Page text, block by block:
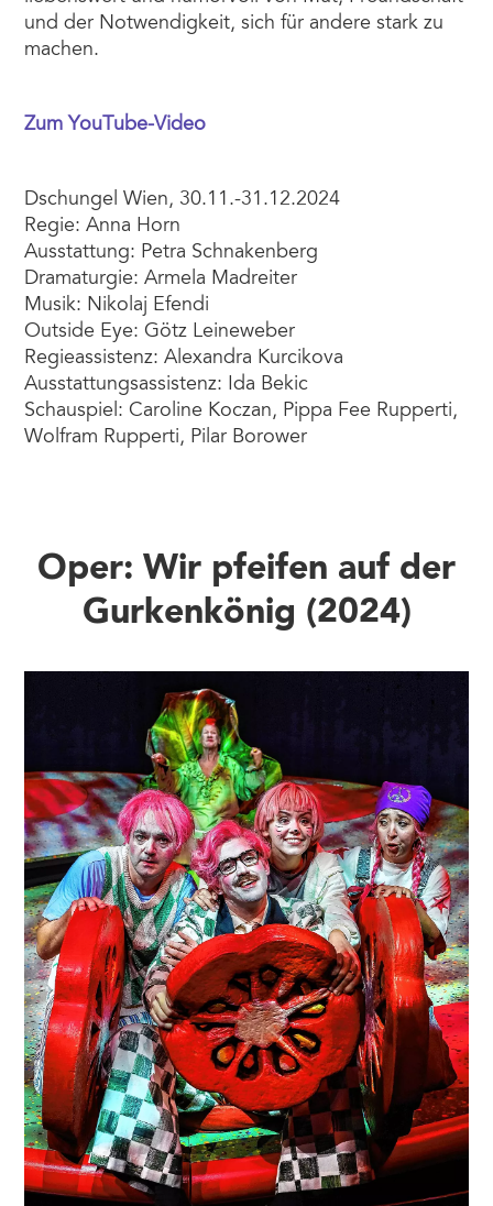
und der Notwendigkeit, sich für andere stark zu
machen.
Zum YouTube-Video
Dschungel Wien, 30.11.-31.12.2024
Regie: Anna Horn
Ausstattung: Petra Schnakenberg
Dramaturgie: Armela Madreiter
Musik: Nikolaj Efendi
Outside Eye: Götz Leineweber
Regieassistenz: Alexandra Kurcikova
Ausstattungsassistenz: Ida Bekic
Schauspiel: Caroline Koczan, Pippa Fee Rupperti,
Wolfram Rupperti, Pilar Borower
Oper: Wir pfeifen auf der
Gurkenkönig (2024)